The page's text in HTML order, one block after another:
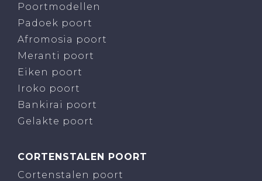
Poortmodellen
Padoek poort
Afromosia poort
Meranti poort
Eiken poort
Iroko poort
Bankirai poort
Gelakte poort
CORTENSTALEN POORT
Cortenstalen poort